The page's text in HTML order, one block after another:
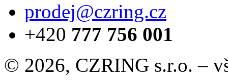
prodej@czring.cz
+420 777 756 001
© 2026, CZRING s.r.o. –